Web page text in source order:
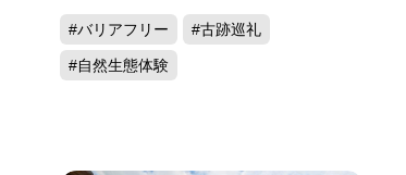
#バリアフリー #古跡巡礼
#自然生態体験